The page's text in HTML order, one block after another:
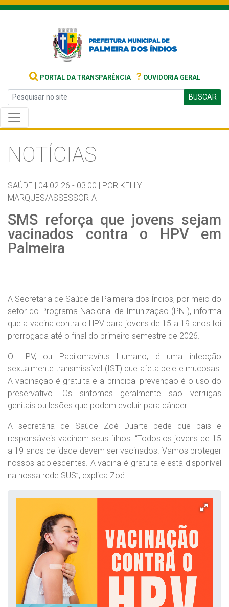
PORTAL DA TRANSPARÊNCIA ? OUVIDORIA GERAL
BUSCAR
NOTÍCIAS
SAÚDE | 04.02.26 - 03:00 | POR KELLY
MARQUES/ASSESSORIA
SMS reforça que jovens sejam
vacinados contra o HPV em
Palmeira
A Secretaria de Saúde de Palmeira dos Índios, por meio do
setor do Programa Nacional de Imunização (PNI), informa
que a vacina contra o HPV para jovens de 15 a 19 anos foi
prorrogada até o final do primeiro semestre de 2026.
O HPV, ou Papilomavírus Humano, é uma infecção
sexualmente transmissível (IST) que afeta pele e mucosas.
A vacinação é gratuita e a principal prevenção é o uso do
preservativo. Os sintomas geralmente são verrugas
genitais ou lesões que podem evoluir para câncer.
A secretária de Saúde Zoé Duarte pede que pais e
responsáveis vacinem seus filhos. “Todos os jovens de 15
a 19 anos de idade devem ser vacinados. Vamos proteger
nossos adolescentes. A vacina é gratuita e está disponível
na nossa rede SUS”, explica Zoé.